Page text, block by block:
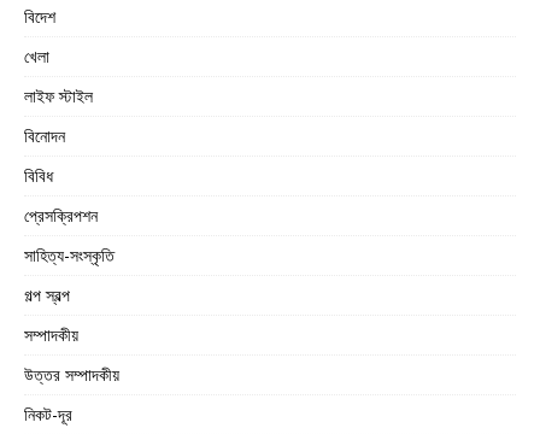
বিদেশ
খেলা
লাইফ স্টাইল
বিনোদন
বিবিধ
প্রেসক্রিপশন
সাহিত্য-সংস্কৃতি
গল্প স্বল্প
সম্পাদকীয়
উত্তর সম্পাদকীয়
নিকট-দূর